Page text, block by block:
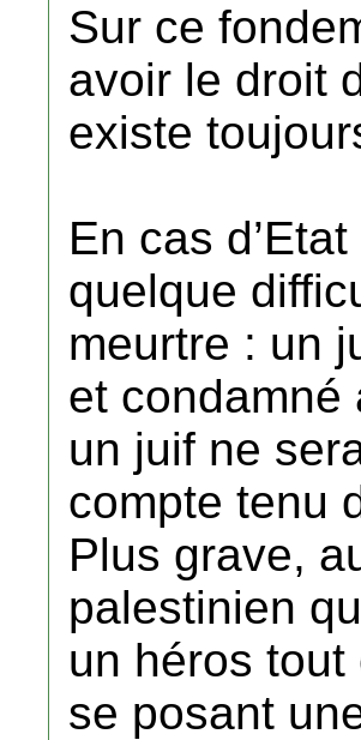
Sur ce
avoir le droit
existe
En cas
quelque
meurtre : un
et condamné
un juif ne
compte tenu
Plus grave,
palestinien
un héros
se posant